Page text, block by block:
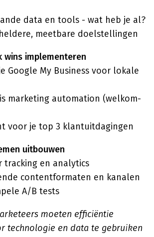
data en tools - wat heb je al?
meetbare doelstellingen
wins implementeren
Google My Business voor lokale
marketing automation (welkom-
voor je top 3 klantuitdagingen
uitbouwen
tracking en analytics
contentformaten en kanalen
A/B tests
moeten efficiëntie
technologie en data te gebruiken